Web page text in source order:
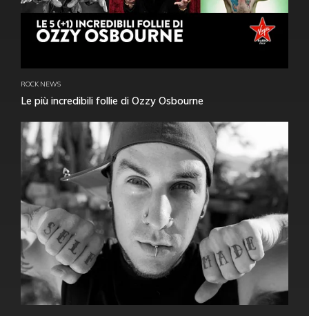
ROCK NEWS
Le più incredibili follie di Ozzy Osbourne